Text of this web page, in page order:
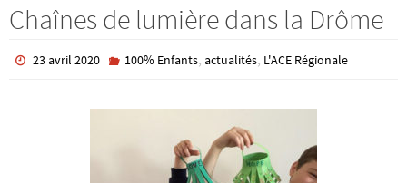
Chaînes de lumière dans la Drôme
23 avril 2020 100% Enfants, actualités, L'ACE Régionale